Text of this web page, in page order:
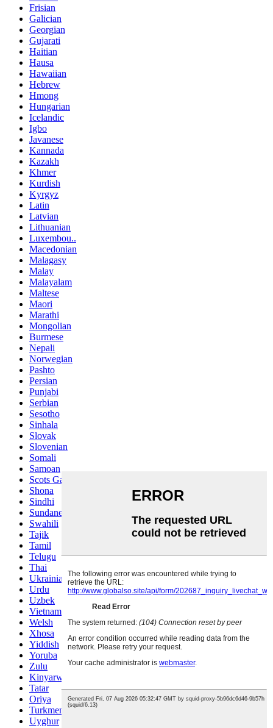
Frisian
Galician
Georgian
Gujarati
Haitian
Hausa
Hawaiian
Hebrew
Hmong
Hungarian
Icelandic
Igbo
Javanese
Kannada
Kazakh
Khmer
Kurdish
Kyrgyz
Latin
Latvian
Lithuanian
Luxembou..
Macedonian
Malagasy
Malay
Malayalam
Maltese
Maori
Marathi
Mongolian
Burmese
Nepali
Norwegian
Pashto
Persian
Punjabi
Serbian
Sesotho
Sinhala
Slovak
Slovenian
Somali
Samoan
Scots Gaelic
Shona
Sindhi
Sundanese
Swahili
Tajik
Tamil
Telugu
Thai
Ukrainian
Urdu
Uzbek
Vietnamese
Welsh
Xhosa
Yiddish
Yoruba
Zulu
Kinyarwanda
Tatar
Oriya
Turkmen
Uyghur